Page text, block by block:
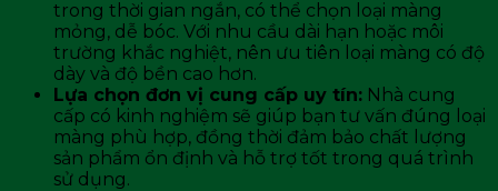
trong thời gian ngắn, có thể chọn loại màng
mỏng, dễ bóc. Với nhu cầu dài hạn hoặc môi
trường khắc nghiệt, nên ưu tiên loại màng có độ
dày và độ bền cao hơn.
Lựa chọn đơn vị cung cấp uy tín: Nhà cung
cấp có kinh nghiệm sẽ giúp bạn tư vấn đúng loại
màng phù hợp, đồng thời đảm bảo chất lượng
sản phẩm ổn định và hỗ trợ tốt trong quá trình
sử dụng.